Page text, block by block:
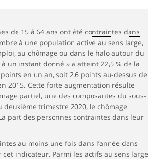
de 15 à 64 ans ont été contraintes dans
à une population active au sens large,
au chômage ou dans le halo autour du
un instant donné » a atteint 22,6 % de la
en un an, soit 2,6 points au-dessus de
2015. Cette forte augmentation résulte
partiel, une des composantes du sous-
trimestre 2020, le chômage
part des personnes contraintes dans leur
au moins une fois dans l’année dans
indicateur. Parmi les actifs au sens large